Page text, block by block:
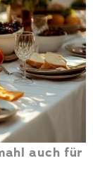
auch für